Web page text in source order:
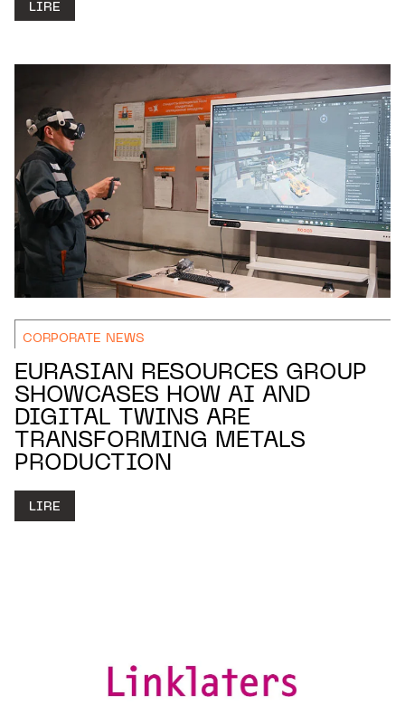
LIRE
CORPORATE NEWS
EURASIAN RESOURCES GROUP
SHOWCASES HOW AI AND
DIGITAL TWINS ARE
TRANSFORMING METALS
PRODUCTION
LIRE